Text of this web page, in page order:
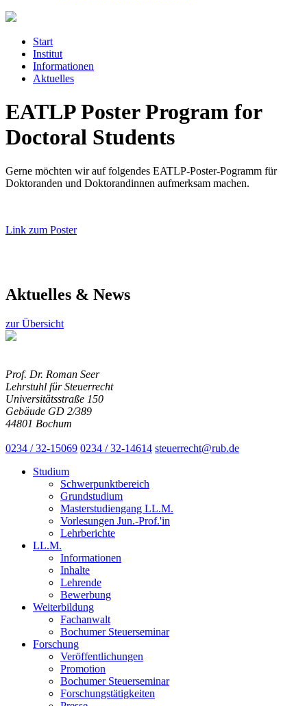
Start
Institut
Informationen
Aktuelles
EATLP Poster Program for
Doctoral Students
Gerne möchten wir auf folgendes EATLP-Poster-Pogramm für
Doktoranden und Doktorandinnen aufmerksam machen.
Link zum Poster
Aktuelles & News
zur Übersicht
Prof. Dr. Roman Seer
Lehrstuhl für Steuerrecht
Universitätsstraße 150
Gebäude GD 2/389
44801 Bochum
0234 / 32-15069 0234 / 32-14614 steuerrecht@rub.de
Studium
Schwerpunktbereich
Grundstudium
Masterstudiengang LL.M.
Vorlesungen Jun.-Prof.'in
Lehrberichte
LL.M.
Informationen
Inhalte
Lehrende
Bewerbung
Weiterbildung
Fachanwalt
Bochumer Steuerseminar
Forschung
Veröffentlichungen
Promotion
Bochumer Steuerseminar
Forschungstätigkeiten